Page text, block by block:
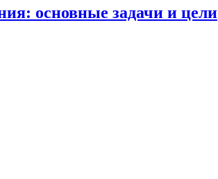
основные задачи и цели